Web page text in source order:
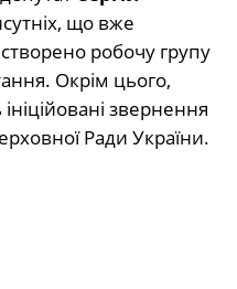
що вже
робочу групу
Окрім цього,
звернення
Ради України.